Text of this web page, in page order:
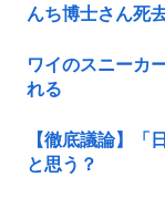
んち博士さん死
ワイのスニーカ
れる
【徹底議論】
と思う？